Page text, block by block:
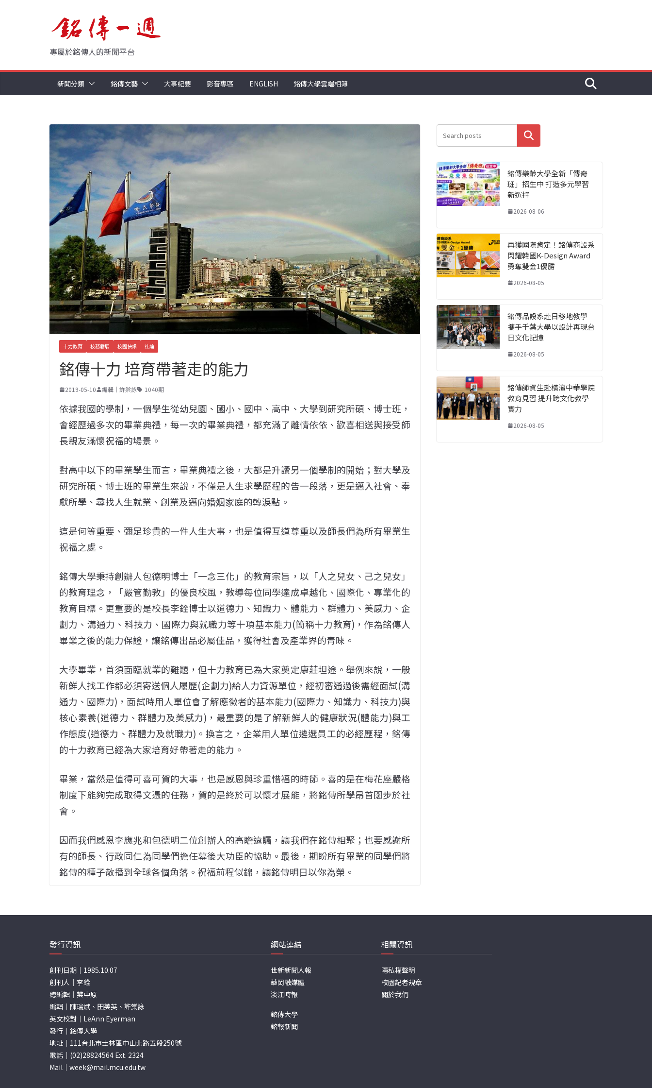
專屬於銘傳人的新聞平台
新聞分類 銘傳文藝 大事紀要 影音專區 ENGLISH 銘傳大學雲端相簿
十力教育 校務發展 校園快訊 社論
銘傳十力 培育帶著走的能力
2019-05-10 編輯｜許棠詠 1040期
依據我國的學制，一個學生從幼兒園、國小、國中、高中、大學到研究所碩、博士班，
會經歷過多次的畢業典禮，每一次的畢業典禮，都充滿了離情依依、歡喜相送與接受師
長親友滿懷祝福的場景。
對高中以下的畢業學生而言，畢業典禮之後，大都是升讀另一個學制的開始；對大學及
研究所碩、博士班的畢業生來說，不僅是人生求學歷程的告一段落，更是邁入社會、奉
獻所學、尋找人生就業、創業及邁向婚姻家庭的轉淚點。
這是何等重要、彌足珍貴的一件人生大事，也是值得互道尊重以及師長們為所有畢業生
祝福之處。
銘傳大學秉持創辦人包德明博士「一念三化」的教育宗旨，以「人之兒女、己之兒女」
的教育理念，「嚴管勤教」的優良校風，教導每位同學達成卓越化、國際化、專業化的
教育目標。更重要的是校長李銓博士以道德力、知識力、體能力、群體力、美感力、企
劃力、溝通力、科技力、國際力與就職力等十項基本能力(簡稱十力教育)，作為銘傳人
畢業之後的能力保證，讓銘傳出品必屬佳品，獲得社會及產業界的青睞。
大學畢業，首須面臨就業的難題，但十力教育已為大家奠定康莊坦途。舉例來說，一般
新鮮人找工作都必須寄送個人履歷(企劃力)給人力資源單位，經初審通過後需經面試(溝
通力、國際力)，面試時用人單位會了解應徵者的基本能力(國際力、知識力、科技力)與
核心素養(道德力、群體力及美感力)，最重要的是了解新鮮人的健康狀況(體能力)與工
作態度(道德力、群體力及就職力)。換言之，企業用人單位遴選員工的必經歷程，銘傳
的十力教育已經為大家培育好帶著走的能力。
畢業，當然是值得可喜可賀的大事，也是感恩與珍重惜福的時節。喜的是在梅花座嚴格
制度下能夠完成取得文憑的任務，賀的是終於可以懷才展能，將銘傳所學昂首闊步於社
會。
因而我們感恩李應兆和包德明二位創辦人的高瞻遠矚，讓我們在銘傳相聚；也要感謝所
有的師長、行政同仁為同學們擔任幕後大功臣的協助。最後，期盼所有畢業的同學們將
銘傳的種子散播到全球各個角落。祝福前程似錦，讓銘傳明日以你為榮。
搜尋
銘傳樂齡大學全新「傳奇
班」招生中 打造多元學習
新選擇
2026-08-06
再獲國際肯定！銘傳商設系
閃耀韓國K-Design Award
勇奪雙金1優勝
2026-08-05
銘傳品設系赴日移地教學
攜手千葉大學以設計再現台
日文化記憶
2026-08-05
銘傳師資生赴橫濱中華學院
教育見習 提升跨文化教學
實力
2026-08-05
發行資訊
創刊日期｜1985.10.07
創刊人｜李銓
總編輯｜樊中原
編輯｜陳瑞斌、田美英、許棠詠
英文校對｜LeAnn Eyerman
發行｜銘傳大學
地址｜111台北市士林區中山北路五段250號
電話｜(02)28824564 Ext. 2324
Mail｜ week@mail.mcu.edu.tw
網站連結
世新新聞人報
華岡融媒體
淡江時報
銘傳大學
銘報新聞
相關資訊
隱私權聲明
校園記者規章
關於我們